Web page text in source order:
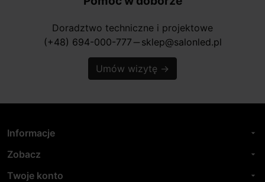
Doradztwo techniczne i projektowe
(+48) 694-000-777 horizontal_rule sklep@salonled.pl
Umów wizytę →
Informacje arrow_drop_down
Zobacz arrow_drop_down
Twoje konto arrow_drop_down